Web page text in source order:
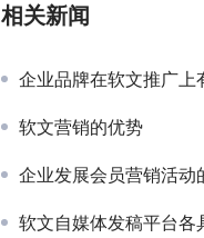
相关新闻
企业品牌在软文推广上
软文营销的优势
企业发展会员营销活动
软文自媒体发稿平台各